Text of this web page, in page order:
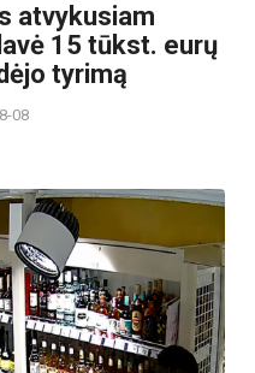
atvykusiam
15 tūkst. eurų
tyrimą
08